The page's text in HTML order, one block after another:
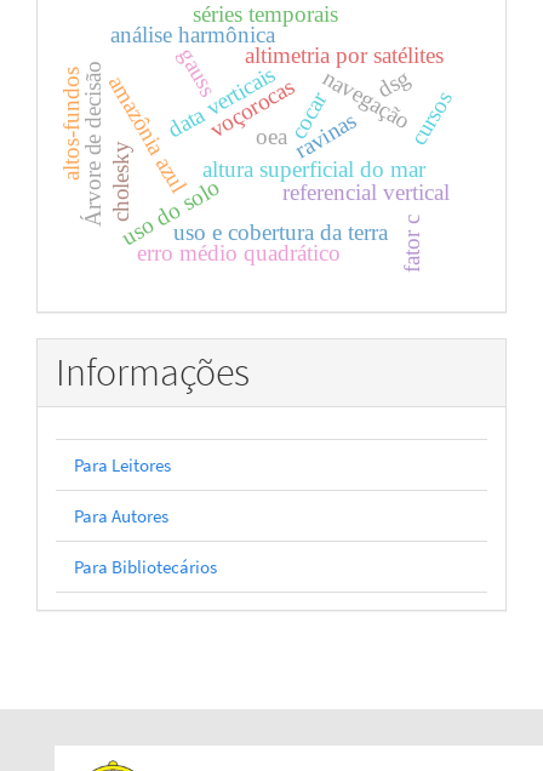
data verticais
amazônia azulvoçorocasravinas
uso do solo
Árvore de decisão
altimetria por satélites
altura superficial do mar
uso e cobertura da terra
análise harmônica
referencial vertical
séries temporais
altos-fundos navegação
cocar
dsg
fator c
erro médio quadrático
gauss
cholesky
oea cursos
Informações
Para Leitores
Para Autores
Para Bibliotecários